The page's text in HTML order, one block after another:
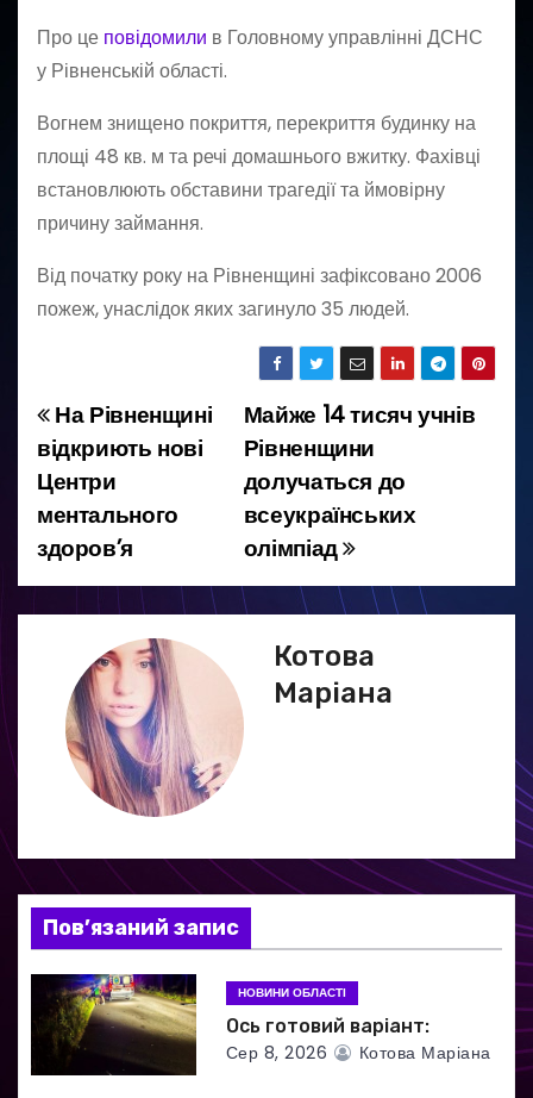
Про це повідомили в Головному управлінні ДСНС
у Рівненській області.
Вогнем знищено покриття, перекриття будинку на
площі 48 кв. м та речі домашнього вжитку. Фахівці
встановлюють обставини трагедії та ймовірну
причину займання.
Від початку року на Рівненщині зафіксовано 2006
пожеж, унаслідок яких загинуло 35 людей.
Н
а
в
г
з
а
п
и
с
Майже 14 тисяч учнів
Рівненщини
долучаться до
всеукраїнських
олімпіад
На Рівненщині
відкриють нові
Центри
ментального
здоров’я
Котова
Маріана
Пов’язаний запис
НОВИНИ ОБЛАСТІ
Ось готовий варіант:
Сер 8, 2026 Котова Маріана